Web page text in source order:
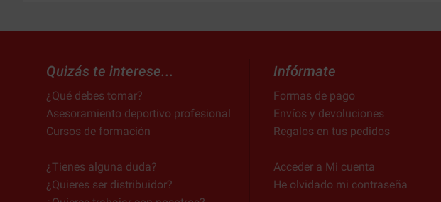
Quizás te interese...
¿Qué debes tomar?
Asesoramiento deportivo profesional
Cursos de formación
¿Tienes alguna duda?
¿Quieres ser distribuidor?
Infórmate
Formas de pago
Envíos y devoluciones
Regalos en tus pedidos
Acceder a Mi cuenta
He olvidado mi contraseña